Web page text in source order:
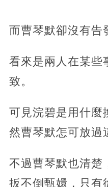
而曹琴默卻沒有告
看來是兩人在某些
致。
可見浣碧是用什麼
然曹琴默怎可放過
不過曹琴默也清楚
扳不倒甄嬛，只有